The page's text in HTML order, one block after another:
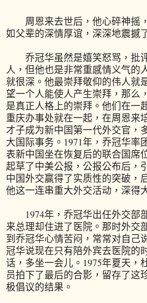
周恩来去世后，他心碎神摇
如父辈的深情厚谊，深深地震撼
乔冠华虽然是嬉笑怒骂，批
人，但他也是非常重感情义气的
就很深。他最崇拜敬仰的伟人就
望一个人能使人产生崇拜，那么
是真正人格上的崇拜。他们在一
重庆办事处就在一起，在周恩来
才子成为新中国第一代外交官，
大国际事务。1971年，乔冠华率
表新中国坐在恢复后的联合国席
起草了中美公报，公报公布后，
中国外交赢得了实质性的突破，
他这一连串重大外交活动，深得
1974年，乔冠华出任外交部
来总理却住进了医院。那时外交
到乔冠华心情苦闷，常常对自己
冠华说现在只有陪外宾去医院的
话，多坐一会儿。1975年夏天，
员拍下了最后的合影，留存了这
极倡议的结果。